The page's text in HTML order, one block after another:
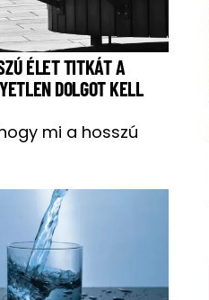
ÉLET TITKÁT A
DOLGOT KELL
mi a hosszú